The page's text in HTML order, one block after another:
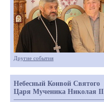
Другие события
Небесный Конвой Святого
Царя Мученика Николая II